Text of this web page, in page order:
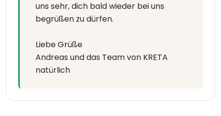
uns sehr, dich bald wieder bei uns
begrüßen zu dürfen.
Liebe Grüße
Andreas und das Team von KRETA
natürlich